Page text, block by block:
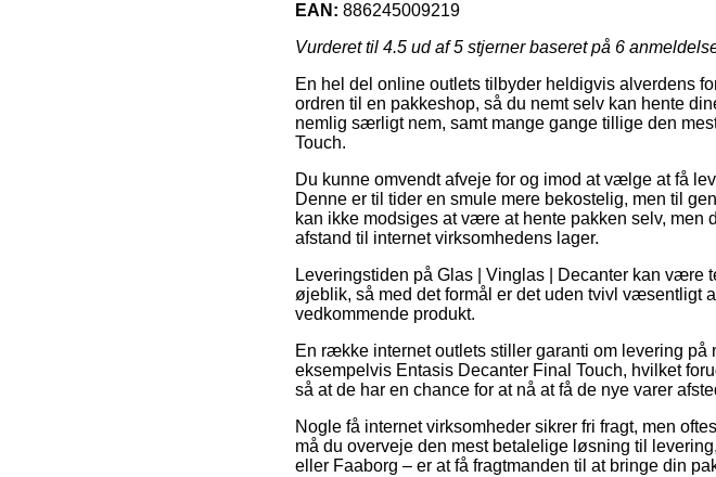
EAN: 886245009219
Vurderet til 4.5 ud af 5 stjerner baseret på 6
En hel del online outlets tilbyder heldigvis alverdens
ordren til en pakkeshop, så du nemt selv kan hente
nemlig særligt nem, samt mange gange tillige den
Touch.
Du kunne omvendt afveje for og imod at vælge at få
Denne er til tider en smule mere bekostelig, men til
kan ikke modsiges at være at hente pakken selv,
afstand til internet virksomhedens lager.
Leveringstiden på Glas | Vinglas | Decanter kan være
øjeblik, så med det formål er det uden tvivl væsentligt
vedkommende produkt.
En række internet outlets stiller garanti om levering
eksempelvis Entasis Decanter Final Touch, hvilket
så at de har en chance for at nå at få de nye varer
Nogle få internet virksomheder sikrer fri fragt, men
må du overveje den mest betalelige løsning til
eller Faaborg – er at få fragtmanden til at bringe din